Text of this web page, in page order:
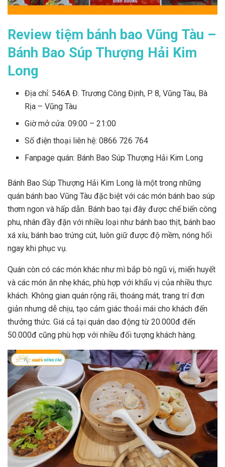
Review tiệm bánh bao Vũng Tàu –
Bánh Bao Súp Thượng Hải Kim
Long
Địa chỉ: 546A Đ. Trương Công Định, P. 8, Vũng Tàu, Bà
Rịa – Vũng Tàu
Giờ mở cửa: 09:00 – 21:00
Số điện thoại liên hệ: 0866 726 764
Fanpage quán: Bánh Bao Súp Thượng Hải Kim Long
Bánh Bao Súp Thượng Hải Kim Long là một trong những
quán bánh bao Vũng Tàu đặc biệt với các món bánh bao súp
thơm ngon và hấp dẫn. Bánh bao tại đây được chế biến công
phu, nhân đầy đặn với nhiều loại như bánh bao thịt, bánh bao
xá xíu, bánh bao trứng cút, luôn giữ được độ mềm, nóng hổi
ngay khi phục vụ.
Quán còn có các món khác như mì bắp bò ngũ vị, miến huyết
và các món ăn nhẹ khác, phù hợp với khẩu vị của nhiều thực
khách. Không gian quán rộng rãi, thoáng mát, trang trí đơn
giản nhưng dễ chịu, tạo cảm giác thoải mái cho khách đến
thưởng thức. Giá cả tại quán dao động từ 20.000đ đến
50.000đ cũng phù hợp với nhiều đối tượng khách hàng.